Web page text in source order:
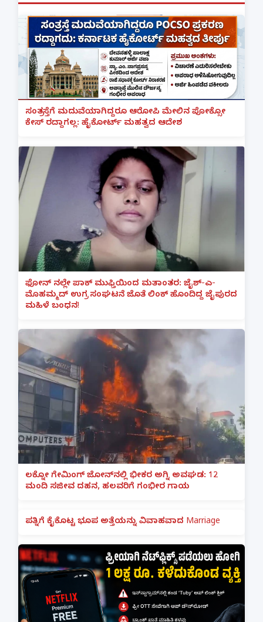
ಸಂತ್ರಸ್ತೆಗೆ ಮದುವೆಯಾಗಿದ್ದರೂ ಆರೋಪಿ ಮೇಲಿನ ಪೋಕ್ಸೋ
ಕೇಸ್ ರದ್ದಾಗಲ್ಲ: ಹೈಕೋರ್ಟ್ ಮಹತ್ವದ ಆದೇಶ
ಫೋನ್ ನಲ್ಲೇ ಪಾಕ್ ಮುಫ್ತಿಯಿಂದ ಮತಾಂತರ: ಜೈಶ್-ಎ-
ಮೊಹಮ್ಮದ್ ಉಗ್ರ ಸಂಘಟನೆ ಜೊತೆ ಲಿಂಕ್ ಹೊಂದಿದ್ದ ಜೈಪುರದ
ಮಹಿಳೆ ಬಂಧನ!
ಲಕ್ನೋ ಗೇಮಿಂಗ್ ಜೋನ್‌ನಲ್ಲಿ ಭೀಕರ ಅಗ್ನಿ ಅವಘಡ: 12
ಮಂದಿ ಸಜೀವ ದಹನ, ಹಲವರಿಗೆ ಗಂಭೀರ ಗಾಯ
ಪತ್ನಿಗೆ ಕೈಕೊಟ್ಟ ಭೂಪ ಅತ್ತೆಯನ್ನು ವಿವಾಹವಾದ Marriage